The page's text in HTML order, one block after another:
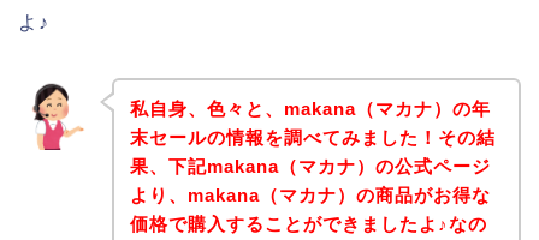
よ♪
私自身、色々と、makana（マカナ）の年
末セールの情報を調べてみました！その結
果、下記makana（マカナ）の公式ページ
より、makana（マカナ）の商品がお得な
価格で購入することができましたよ♪なの